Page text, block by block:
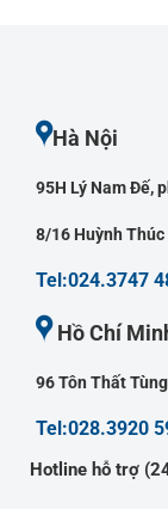
Hà Nội
95H Lý Nam Đế,
8/16 Huỳnh Thúc
Tel:024.3747
Hồ Chí
96 Tôn Thất
Tel:028.3920
Hotline hỗ trợ